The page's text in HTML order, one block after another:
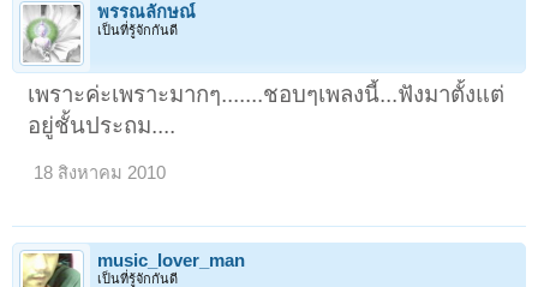
พรรณลักษณ์
เป็นที่รู้จักกันดี
เพราะค่ะเพราะมากๆ.......ชอบๆเพลงนี้...ฟังมาตั้งแต่
อยู่ชั้นประถม....
18 สิงหาคม 2010
music_lover_man
เป็นที่รู้จักกันดี